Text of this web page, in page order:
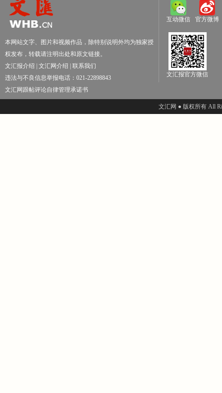
本网站文字、图片和视频作品，除特别说明外均为独家授
权发布，转载请注明出处和原文链接。
文汇报介绍
文汇网介绍
联系我们
违法与不良信息举报电话：021-22898843
文汇网跟帖评论自律管理承诺书
互动微信 官方微博
文汇报官方微信
文汇网 ● 版权所有 All